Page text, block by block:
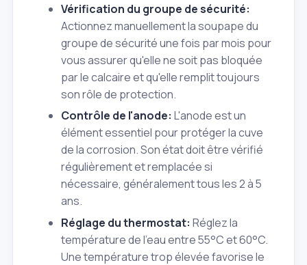
Vérification du groupe de sécurité:
Actionnez manuellement la soupape du
groupe de sécurité une fois par mois pour
vous assurer qu'elle ne soit pas bloquée
par le calcaire et qu'elle remplit toujours
son rôle de protection.
Contrôle de l'anode: L'anode est un
élément essentiel pour protéger la cuve
de la corrosion. Son état doit être vérifié
régulièrement et remplacée si
nécessaire, généralement tous les 2 à 5
ans.
Réglage du thermostat: Réglez la
température de l'eau entre 55°C et 60°C.
Une température trop élevée favorise le